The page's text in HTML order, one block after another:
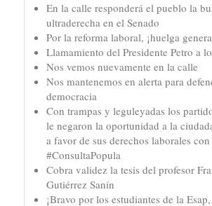
En la calle responderá el pueblo la
ultraderecha en el Senado
Por la reforma laboral, ¡huelga
Llamamiento del Presidente Petro a
Nos vemos nuevamente en la calle
Nos mantenemos en alerta para
democracia
Con trampas y leguleyadas los
le negaron la oportunidad a la
a favor de sus derechos laborales
#ConsultaPopula
Cobra validez la tesis del profesor
Gutiérrez Sanín
¡Bravo por los estudiantes de la